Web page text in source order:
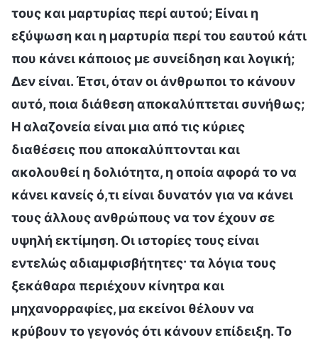
τους και μαρτυρίας περί αυτού; Είναι η
εξύψωση και η μαρτυρία περί του εαυτού κάτι
που κάνει κάποιος με συνείδηση και λογική;
Δεν είναι. Έτσι, όταν οι άνθρωποι το κάνουν
αυτό, ποια διάθεση αποκαλύπτεται συνήθως;
Η αλαζονεία είναι μια από τις κύριες
διαθέσεις που αποκαλύπτονται και
ακολουθεί η δολιότητα, η οποία αφορά το να
κάνει κανείς ό,τι είναι δυνατόν για να κάνει
τους άλλους ανθρώπους να τον έχουν σε
υψηλή εκτίμηση. Οι ιστορίες τους είναι
εντελώς αδιαμφισβήτητες· τα λόγια τους
ξεκάθαρα περιέχουν κίνητρα και
μηχανορραφίες, μα εκείνοι θέλουν να
κρύβουν το γεγονός ότι κάνουν επίδειξη. Το